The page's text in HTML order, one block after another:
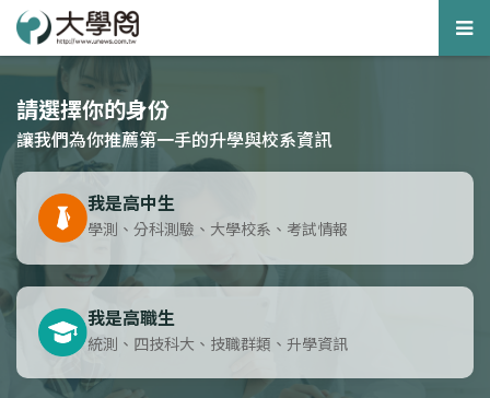
請選擇你的身份
讓我們為你推薦第一手的升學與校系資訊
我是高中生
學測、分科測驗、大學校系、考試情報
我是高職生
統測、四技科大、技職群類、升學資訊